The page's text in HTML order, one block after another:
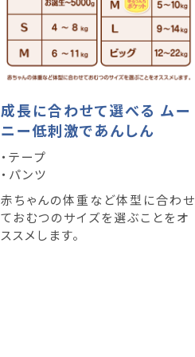
成長に合わせて選べる ムー
ニー低刺激であんしん
・テープ
・パンツ
赤ちゃんの体重など体型に合わせ
ておむつのサイズを選ぶことをオ
ススメします。